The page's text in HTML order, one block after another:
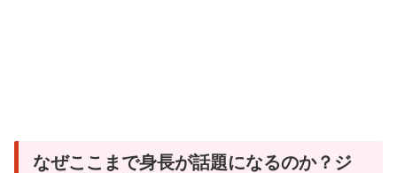
なぜここまで身長が話題になるのか？ジ